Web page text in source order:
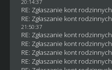
20:14:37
RE: Zgłaszanie kont rodzinnych
RE: Zgłaszanie kont rodzinnych
21:50:37
RE: Zgłaszanie kont rodzinnych
RE: Zgłaszanie kont rodzinnych
RE: Zgłaszanie kont rodzinnych
RE: Zgłaszanie kont rodzinnych